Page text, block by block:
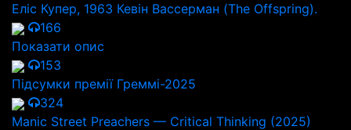
Еліс Купер, 1963 Кевін Вассерман (The Offspring).
166
Показати опис
153
Підсумки премії Греммі-2025
324
Manic Street Preachers — Critical Thinking (2025)